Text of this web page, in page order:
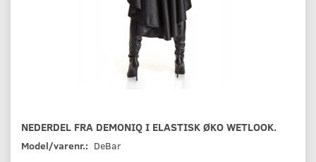
NEDERDEL FRA DEMONIQ I ELASTISK ØKO WETLOOK.
Model/varenr.: DeBar